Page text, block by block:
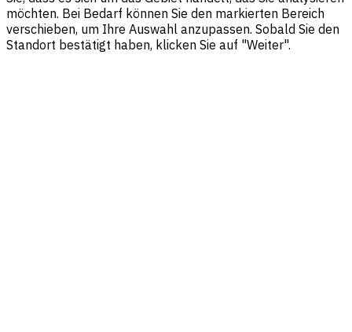
möchten. Bei Bedarf können Sie den markierten Bereich
verschieben, um Ihre Auswahl anzupassen. Sobald Sie den
Standort bestätigt haben, klicken Sie auf "Weiter".